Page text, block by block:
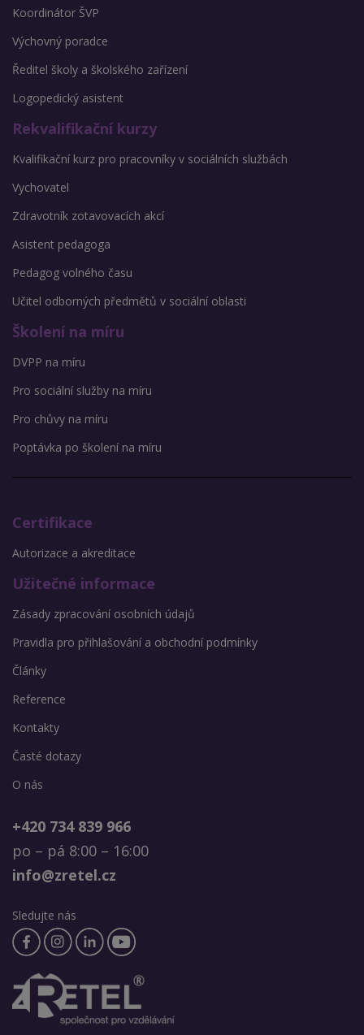
Koordinátor ŠVP
Výchovný poradce
Ředitel školy a školského zařízení
Logopedický asistent
Rekvalifikační kurzy
Kvalifikační kurz pro pracovníky v sociálních službách
Vychovatel
Zdravotník zotavovacích akcí
Asistent pedagoga
Pedagog volného času
Učitel odborných předmětů v sociální oblasti
Školení na míru
DVPP na míru
Pro sociální služby na míru
Pro chůvy na míru
Poptávka po školení na míru
Certifikace
Autorizace a akreditace
Užitečné informace
Zásady zpracování osobních údajů
Pravidla pro přihlašování a obchodní podmínky
Články
Reference
Kontakty
Časté dotazy
O nás
+420 734 839 966
po – pá 8:00 – 16:00
info@zretel.cz
Sledujte nás